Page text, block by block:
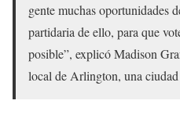
gente muchas oportunidades
partidaria de ello, para que
posible”, explicó Madison
local de Arlington, una